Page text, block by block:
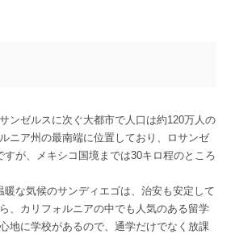
ンゼルスに次ぐ大都市で人口は約120万人の
ニア州の最南端に位置しており、ロサンゼ
すが、メキシコ国境までは30キロ程のところ
暖な気候のサンディエゴは、治安も安定して
、カリフォルニアの中でも人気のある留学
地に学校があるので、通学だけでなく放課